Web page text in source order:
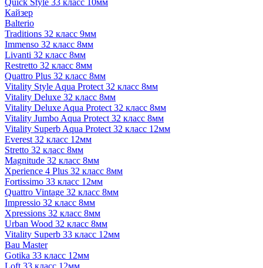
Quick Style 33 класс 10мм
Кайзер
Balterio
Traditions 32 класс 9мм
Immenso 32 класс 8мм
Livanti 32 класс 8мм
Restretto 32 класс 8мм
Quattro Plus 32 класс 8мм
Vitality Style Aqua Protect 32 класс 8мм
Vitality Deluxe 32 класс 8мм
Vitality Deluxe Aqua Protect 32 класс 8мм
Vitality Jumbo Aqua Protect 32 класс 8мм
Vitality Superb Aqua Protect 32 класс 12мм
Everest 32 класс 12мм
Stretto 32 класс 8мм
Magnitude 32 класс 8мм
Xperience 4 Plus 32 класс 8мм
Fortissimo 33 класс 12мм
Quattro Vintage 32 класс 8мм
Impressio 32 класс 8мм
Xpressions 32 класс 8мм
Urban Wood 32 класс 8мм
Vitality Superb 33 класс 12мм
Bau Master
Gotika 33 класс 12мм
Loft 33 класс 12мм